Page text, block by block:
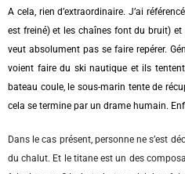
A cela, rien d’extraordinaire. J’ai
est freiné) et les chaînes font du bruit) et
veut absolument pas se faire repérer.
voient faire du ski nautique et ils
bateau coule, le sous-marin tente de
cela se termine par un drame humain.
Dans le cas présent, personne ne s’est
du chalut. Et le titane est un des